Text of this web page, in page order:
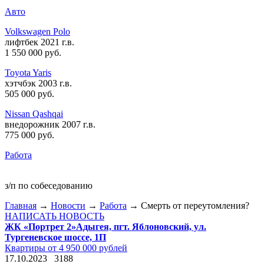
Авто
Volkswagen Polo
лифтбек 2021 г.в.
1 550 000 руб.
Toyota Yaris
хэтчбэк 2003 г.в.
505 000 руб.
Nissan Qashqai
внедорожник 2007 г.в.
775 000 руб.
Работа
з/п по собеседованию
Главная → Новости → Работа → Смерть от переутомления?
НАПИСАТЬ НОВОСТЬ
ЖК «Портрет 2»Адыгея, пгт. Яблоновский, ул.
Тургеневское шоссе, 1П
Квартиры от 4 950 000 рублей
17.10.2023
3188